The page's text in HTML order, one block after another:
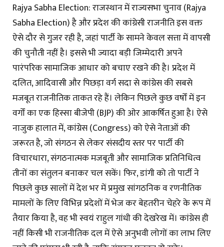
Rajya Sabha Election: राजस्थान में राज्यसभा चुनाव (Rajya
Sabha Election) है और प्रदेश की कांग्रेसी राजनीति इस वक्त
ऐसे दौर से गुजर रही है, जहां पार्टी के सामने केवल सत्ता में वापसी
की चुनौती नहीं है। इससे भी ज्यादा बड़ी जिम्मेदारी अपने
पारंपरिक सामाजिक आधार को बचाए रखने की है। प्रदेश में
दलित, आदिवासी और पिछड़ा वर्ग सदा से कांग्रेस की सबसे
मजबूत राजनीतिक ताकत रहे हैं। लेकिन पिछले कुछ वर्षों में इन
वर्गों का एक हिस्सा बीजेपी (BJP) की ओर आकर्षित हुआ है। ऐसे
नाजुक हालात में, कांग्रेस (Congress) को ऐसे नेताओं की
जरूरत है, जो संगठन से लेकर संसदीय स्तर पर पार्टी की
विचारधारा, संगठनात्मक मजबूती और सामाजिक प्रतिनिधित्व
तीनों का संतुलन बनाकर चल सकें। फिर, डांगी को तो पार्टी ने
पिछले कुछ सालों में देश भर में प्रमुख सांगठनिक व रणनीतिक
मामलों के लिए विभिन्न प्रदेशों में भेज कर बेहतरीन चेहरे के रूप में
तैयार किया है, वह भी स्वयं राहुल गांधी की देखरेख में। कांग्रेस ही
नहीं किसी भी राजनीतिक दल में ऐसे अनुभवी लोगों का लाभ लिए